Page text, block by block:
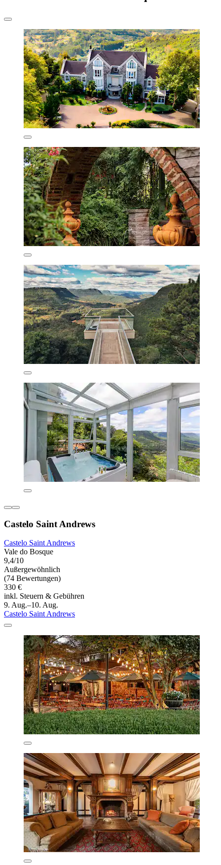
Castelo Saint Andrews
Castelo Saint Andrews
Vale do Bosque
9,4/10
Außergewöhnlich
(74 Bewertungen)
330 €
inkl. Steuern & Gebühren
9. Aug.–10. Aug.
Castelo Saint Andrews